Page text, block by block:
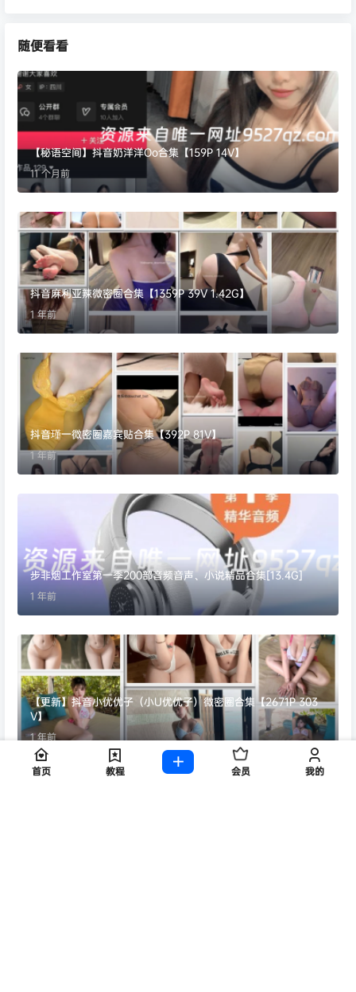
随便看看
【秘语空间】抖音奶洋洋Oo合集【159P 14V】
11 个月前
抖音麻利亚辣微密圈合集【1359P 39V 1.42G】
1 年前
抖音瑾一微密圈嘉宾贴合集【392P 81V】
1 年前
步非烟工作室第一季200部音频音声、小说精品合集[13.4G]
1 年前
【更新】抖音小优优子（小U优优子）微密圈合集【2671P 303
V】
1 年前
首页 教程 会员 我的